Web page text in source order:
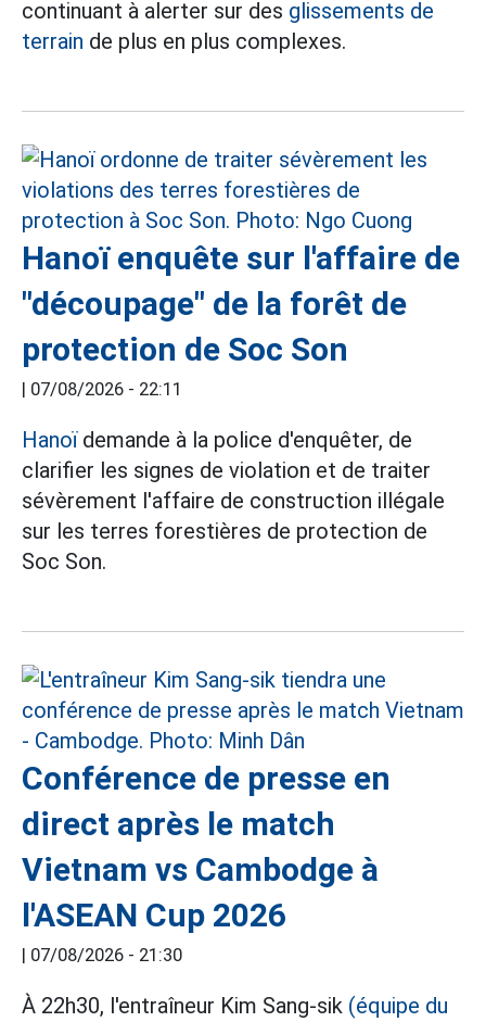
continuant à alerter sur des glissements de
terrain de plus en plus complexes.
Hanoï enquête sur l'affaire de
"découpage" de la forêt de
protection de Soc Son
07/08/2026 - 22:11
Hanoïdemande à la police d'enquêter, de
clarifier les signes de violation et de traiter
sévèrement l'affaire de construction illégale
sur les terres forestières de protection de
Soc Son.
Conférence de presse en
direct après le match
Vietnam vs Cambodge à
l'ASEAN Cup 2026
07/08/2026 - 21:30
À 22h30, l'entraîneur Kim Sang-sik (équipe du